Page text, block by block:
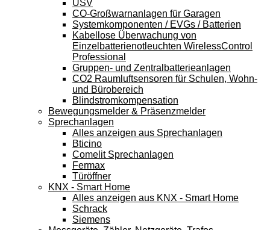
USV
CO-Großwarnanlagen für Garagen
Systemkomponenten / EVGs / Batterien
Kabellose Überwachung von
Einzelbatterienotleuchten WirelessControl
Professional
Gruppen- und Zentralbatterieanlagen
CO2 Raumluftsensoren für Schulen, Wohn-
und Bürobereich
Blindstromkompensation
Bewegungsmelder & Präsenzmelder
Sprechanlagen
Alles anzeigen aus Sprechanlagen
Bticino
Comelit Sprechanlagen
Fermax
Türöffner
KNX - Smart Home
Alles anzeigen aus KNX - Smart Home
Schrack
Siemens